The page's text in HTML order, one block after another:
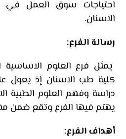
احتياجات سوق العمل
الاسنان.
رسالة الفرع:
يمثل فرع العلوم الاساسية
كلية طب الاسنان إذ يعول
دراسة وفهم العلوم الطبية
يهتم فيها الفرع وتقع ضمن
أهداف الفرع: